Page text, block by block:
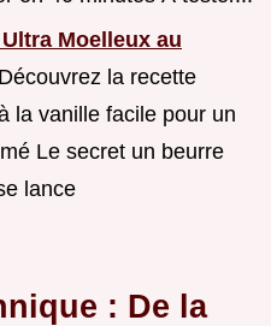
Moelleux au
la recette
la vanille facile pour un
Le secret un beurre
lance
: De la